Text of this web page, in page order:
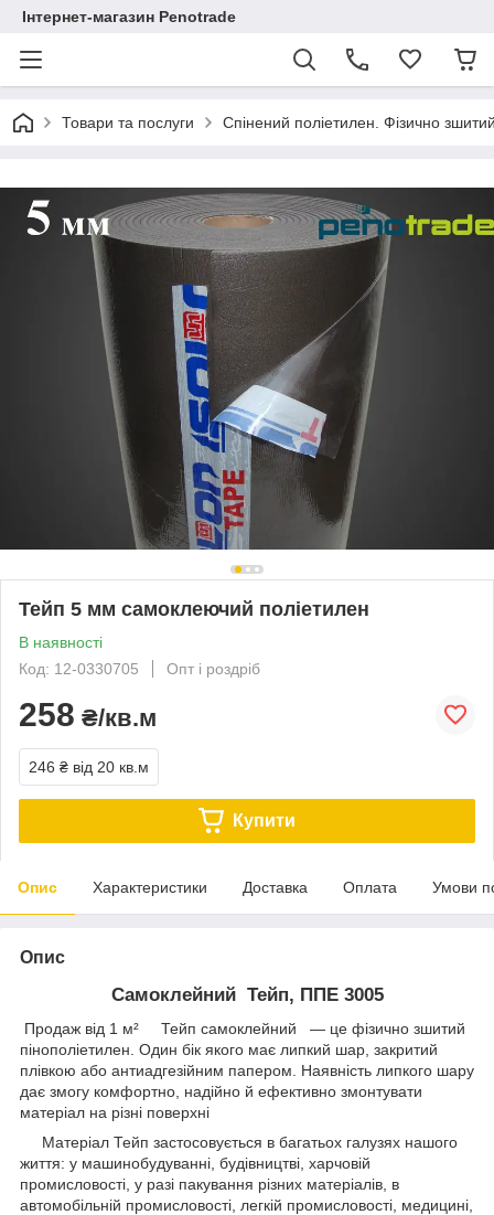
Інтернет-магазин Penotrade
Товари та послуги Спінений поліетилен. Фізично
Тейп 5 мм самоклеючий поліетилен
В наявності
Код: 12-0330705
Опт і роздріб
258 ₴/кв.м
246 ₴ від 20 кв.м
Купити
Опис Характеристики Доставка Оплата Умови
Опис
Самоклейний Тейп, ППЕ 3005
Продаж від 1 м² Тейп самоклейний — це фізично зшитий
пінополіетилен. Один бік якого має липкий шар, закритий
плівкою або антиадгезійним папером. Наявність липкого шару
дає змогу комфортно, надійно й ефективно змонтувати
матеріал на різні поверхні
Матеріал Тейп застосовується в багатьох галузях нашого
життя: у машинобудуванні, будівництві, харчовій
промисловості, у разі пакування різних матеріалів, в
автомобільній промисловості, легкій промисловості, медицині,